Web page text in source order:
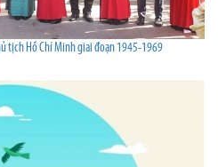
tịch Hồ Chí Minh giai đoạn 1945-1969